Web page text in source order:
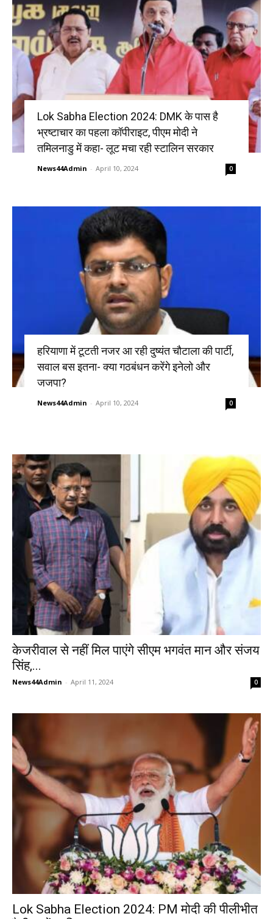
Lok Sabha Election 2024: DMK के पास है
भ्रष्टाचार का पहला कॉपीराइट, पीएम मोदी ने
तमिलनाडु में कहा- लूट मचा रही स्टालिन सरकार
News44Admin - April 10, 2024 0
हरियाणा में टूटती नजर आ रही दुष्यंत चौटाला की पार्टी,
सवाल बस इतना- क्या गठबंधन करेंगे इनेलो और
जजपा?
News44Admin - April 10, 2024 0
केजरीवाल से नहीं मिल पाएंगे सीएम भगवंत मान और संजय
सिंह,...
News44Admin - April 11, 2024 0
Lok Sabha Election 2024: PM मोदी की पीलीभीत